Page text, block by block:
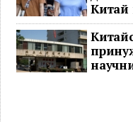
Китай
страна